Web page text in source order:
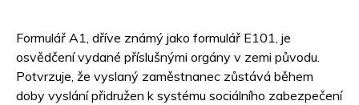
Formulář A1, dříve známý jako formulář E101, je
osvědčení vydané příslušnými orgány v zemi původu.
Potvrzuje, že vyslaný zaměstnanec zůstává během
doby vyslání přidružen k systému sociálního zabezpečení